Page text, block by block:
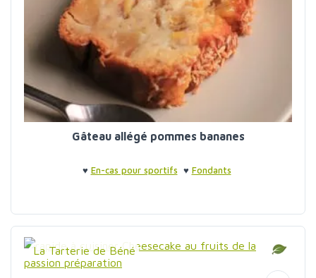
Gâteau allégé pommes bananes
♥ En-cas pour sportifs ♥ Fondants
La Tarterie de Béné